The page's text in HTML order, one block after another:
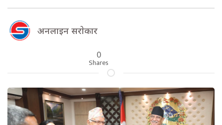
अनलाइन सराेकार
0
Shares